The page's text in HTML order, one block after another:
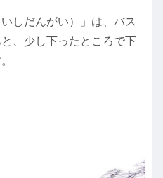
しだんがい）」は、バス
、少し下ったところで下